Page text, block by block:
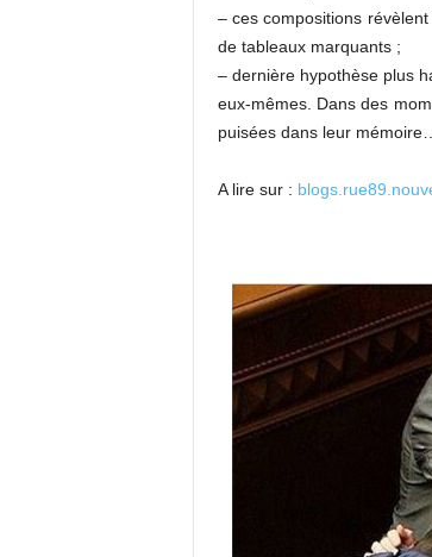
– ces compositions
de tableaux marquants ;
– dernière hypothèse plus
eux-mêmes. Dans des
puisées dans leur
A lire sur :